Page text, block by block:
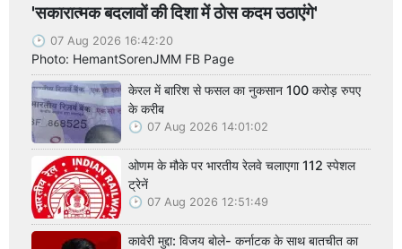
'सकारात्मक बदलावों की दिशा में ठोस कदम उठाएंगे'
07 Aug 2026 16:42:20
Photo: HemantSorenJMM FB Page
केरल में बारिश से फसल का नुकसान 100 करोड़ रुपए
के करीब
07 Aug 2026 14:01:02
ओणम के मौके पर भारतीय रेलवे चलाएगा 112 स्पेशल
ट्रेनें
07 Aug 2026 12:51:49
कावेरी मुद्दा: विजय बोले- कर्नाटक के साथ बातचीत का